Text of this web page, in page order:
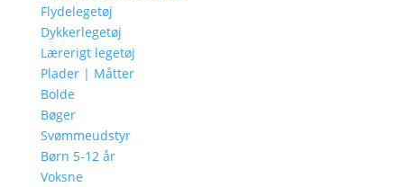
Flydelegetøj
Dykkerlegetøj
Lærerigt legetøj
Plader | Måtter
Bolde
Bøger
Svømmeudstyr
Børn 5-12 år
Voksne